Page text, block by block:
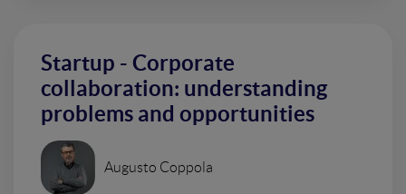
Startup - Corporate
collaboration: understanding
problems and opportunities
Augusto Coppola